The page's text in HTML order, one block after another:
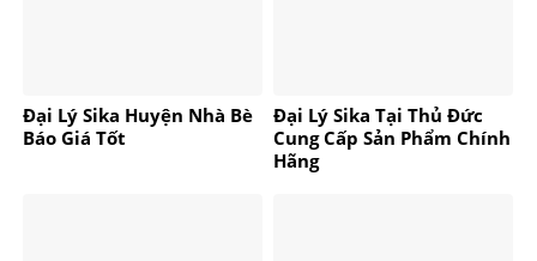
Đại Lý Sika Huyện Nhà Bè
Báo Giá Tốt
Đại Lý Sika Tại Thủ Đức
Cung Cấp Sản Phẩm Chính
Hãng